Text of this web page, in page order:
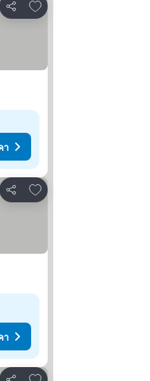
แชร์
เพิ่มในรายการโปรด
า
แชร์
เพิ่มในรายการโปรด
า
เพิ่มในรายการโปรด